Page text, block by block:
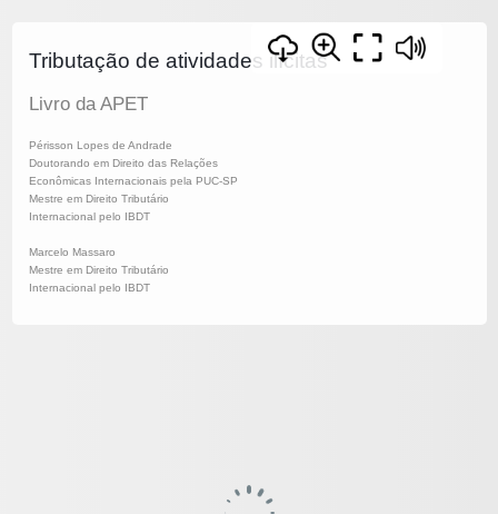
Tributação de atividades ilícitas
Livro da APET
Périsson Lopes de Andrade
Doutorando em Direito das Relações
Econômicas Internacionais pela PUC-SP
Mestre em Direito Tributário
Internacional pelo IBDT
Marcelo Massaro
Mestre em Direito Tributário
Internacional pelo IBDT